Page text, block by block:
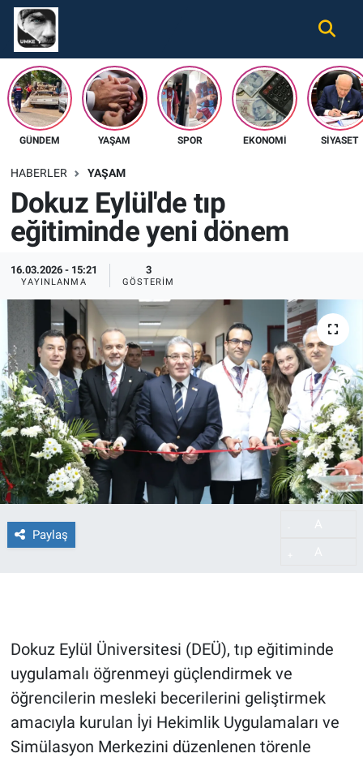
GÜNDEM YAŞAM SPOR EKONOMI SIYASET
HABERLER YAŞAM
Dokuz Eylül'de tıp
eğitiminde yeni dönem
16.03.2026 - 15:21
YAYINLANMA
3
GÖSTERIM
Paylaş
Dokuz Eylül Üniversitesi (DEÜ), tıp eğitiminde
uygulamalı öğrenmeyi güçlendirmek ve
öğrencilerin mesleki becerilerini geliştirmek
amacıyla kurulan İyi Hekimlik Uygulamaları ve
Simülasyon Merkezini düzenlenen törenle
Gündem
Ekonomi
Spor
Tüm Haberler
İletişim
Künye
Nöbetçi Eczaneler
Hava Durumu
Namaz Vakitleri
Süper Lig Puan Durumu ve Fikstür
Tüm Manşetler
Son Dakika Haberleri
Haber Arşivi